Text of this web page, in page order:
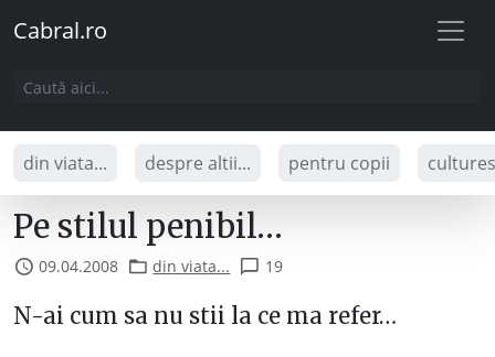
Cabral.ro
din viata... despre altii... pentru copii
Pe stilul penibil…
09.04.2008 din viata... 19
N-ai cum sa nu stii la ce ma refer…